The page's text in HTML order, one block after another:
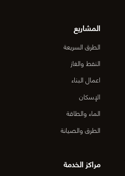
المشاريع
الطرق السريعة
النفط والغاز
اعمال البناء
الإسكان
الماء والطاقة
الطرق والصيانة
مراكز الخدمة